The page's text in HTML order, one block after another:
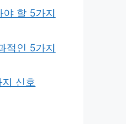
할 5가지
적인 5가지
신호